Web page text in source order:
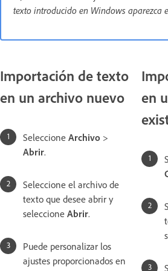
texto introducido en Windows aparezca
Importación de texto
en un archivo nuevo
Seleccione Archivo >
Abrir.
Seleccione el archivo de
texto que desee abrir y
seleccione Abrir.
Puede personalizar los
ajustes proporcionados en
en